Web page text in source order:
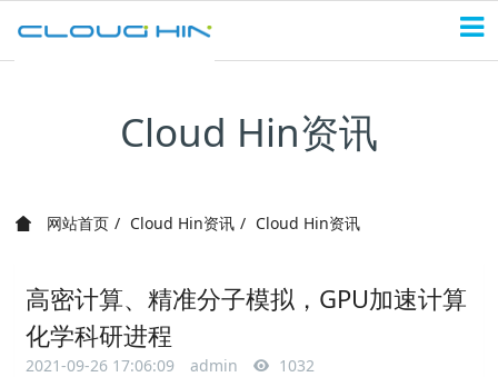
Cloud Hin资讯
网站首页 Cloud Hin资讯 Cloud Hin资讯
高密计算、精准分子模拟，GPU加速计算
化学科研进程
2021-09-26 17:06:09 admin 1032